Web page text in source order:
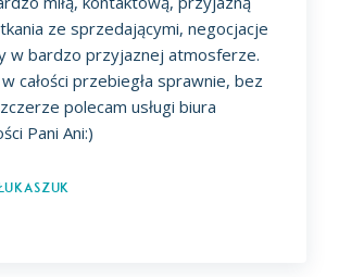
ze sprzedającymi, negocjacje
w bardzo przyjaznej atmosferze.
całości przebiegła sprawnie, bez
polecam usługi biura
Pani Ani:)